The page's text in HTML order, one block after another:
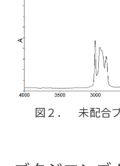
図２． 未配合